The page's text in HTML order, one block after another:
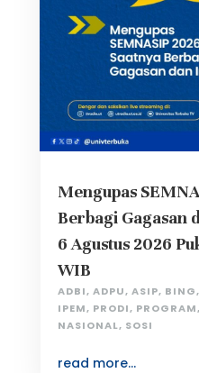
Mengupas
Berbagi Gagasan
6 Agustus 2026
WIB
ADBI, ADPU, ASIP, BING,
IPEM, PRODI, PROGRAM,
NASIONAL, SOSI
read more...